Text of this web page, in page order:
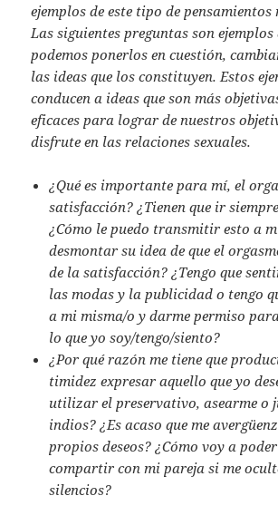
ejemplos de este tipo de pensamientos
Las siguientes preguntas son ejemplos
podemos ponerlos en cuestión,
las ideas que los constituyen. Estos
conducen a ideas que son más
eficaces para lograr de nuestros
disfrute en las relaciones sexuales.
¿Qué es importante para mí, el
satisfacción? ¿Tienen que ir
¿Cómo le puedo transmitir esto a
desmontar su idea de que el
de la satisfacción? ¿Tengo que
las modas y la publicidad o tengo
a mi misma/o y darme permiso
lo que yo soy/tengo/siento?
¿Por qué razón me tiene que
timidez expresar aquello que yo
utilizar el preservativo, asearme o
indios? ¿Es acaso que me
propios deseos? ¿Cómo voy a
compartir con mi pareja si me
silencios?